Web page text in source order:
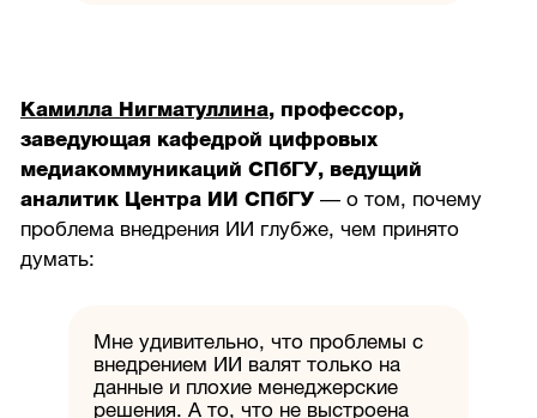
Камилла Нигматуллина, профессор,
заведующая кафедрой цифровых
медиакоммуникаций СПбГУ, ведущий
аналитик Центра ИИ СПбГУ — о том, почему
проблема внедрения ИИ глубже, чем принято
думать:
Мне удивительно, что проблемы с
внедрением ИИ валят только на
данные и плохие менеджерские
решения. А то, что не выстроена